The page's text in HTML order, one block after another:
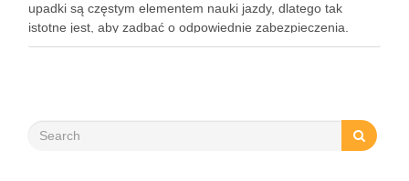
upadki są częstym elementem nauki jazdy, dlatego tak
istotne jest, aby zadbać o odpowiednie zabezpieczenia.
Ochraniacze na rower dla dzieci stanowią kluczowy element